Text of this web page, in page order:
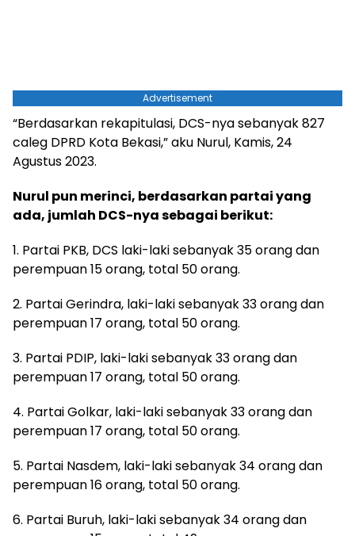
Advertisement
“Berdasarkan rekapitulasi, DCS-nya sebanyak 827
caleg DPRD Kota Bekasi,” aku Nurul, Kamis, 24
Agustus 2023.
Nurul pun merinci, berdasarkan partai yang
ada, jumlah DCS-nya sebagai berikut:
1. Partai PKB, DCS laki-laki sebanyak 35 orang dan
perempuan 15 orang, total 50 orang.
2. Partai Gerindra, laki-laki sebanyak 33 orang dan
perempuan 17 orang, total 50 orang.
3. Partai PDIP, laki-laki sebanyak 33 orang dan
perempuan 17 orang, total 50 orang.
4. Partai Golkar, laki-laki sebanyak 33 orang dan
perempuan 17 orang, total 50 orang.
5. Partai Nasdem, laki-laki sebanyak 34 orang dan
perempuan 16 orang, total 50 orang.
6. Partai Buruh, laki-laki sebanyak 34 orang dan